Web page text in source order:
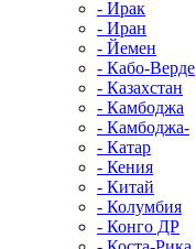
- Ирак
- Иран
- Йемен
- Кабо-Верде
- Казахстан
- Камбоджа
- Камбоджа-
- Катар
- Кения
- Китай
- Колумбия
- Конго ДР